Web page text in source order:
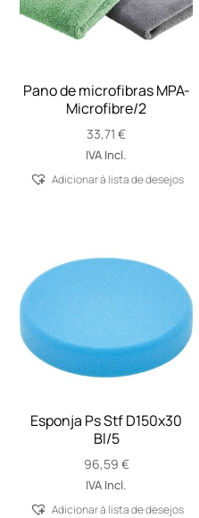
Pano de microfibras MPA-
Microfibre/2
33,71€
IVA Incl.
Adicionar á lista de desejos
Esponja Ps Stf D150x30
Bl/5
96,59 €
IVA Incl.
Adicionar á lista de desejos